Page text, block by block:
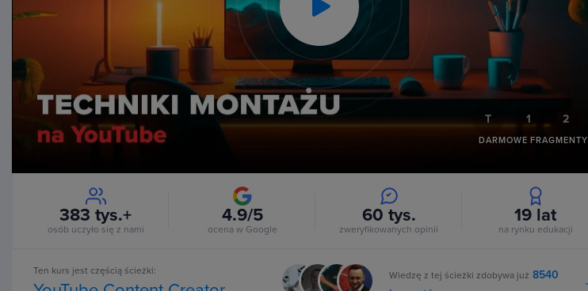
Play
Video
T 1 2
DARMOWE FRAGMENTY
383 tys.+
osób uczyło się z nami
4.9/5
ocena w Google
60 tys.
zweryfikowanych opinii
19 lat
na rynku edukacji
Ten kurs jest częścią ścieżki: Wiedzę z tej ścieżki zdobywa już 8540